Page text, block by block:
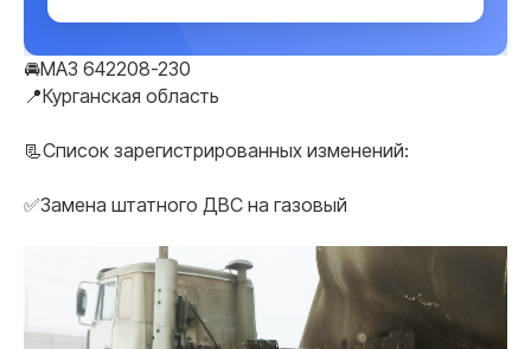
🚘МАЗ 642208-230
📍Курганская область
📃Список зарегистрированных изменений:
✅Замена штатного ДВС на газовый